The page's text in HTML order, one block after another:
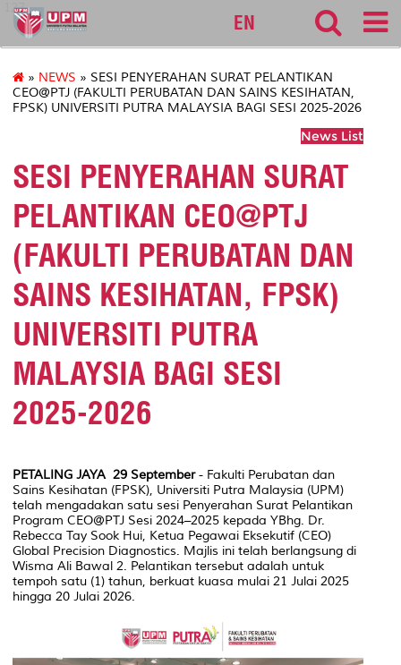
127
EN
» NEWS » SESI PENYERAHAN SURAT PELANTIKAN
CEO@PTJ (FAKULTI PERUBATAN DAN SAINS KESIHATAN,
FPSK) UNIVERSITI PUTRA MALAYSIA BAGI SESI 2025-2026
News List
SESI PENYERAHAN SURAT
PELANTIKAN CEO@PTJ
(FAKULTI PERUBATAN DAN
SAINS KESIHATAN, FPSK)
UNIVERSITI PUTRA
MALAYSIA BAGI SESI
2025-2026
PETALING JAYA 29 September- Fakulti Perubatan dan
Sains Kesihatan (FPSK), Universiti Putra Malaysia (UPM)
telah mengadakan satu sesi Penyerahan Surat Pelantikan
Program CEO@PTJ Sesi 2024–2025 kepada YBhg. Dr.
Rebecca Tay Sook Hui, Ketua Pegawai Eksekutif (CEO)
Global Precision Diagnostics. Majlis ini telah berlangsung di
Wisma Ali Bawal 2. Pelantikan tersebut adalah untuk
tempoh satu (1) tahun, berkuat kuasa mulai 21 Julai 2025
hingga 20 Julai 2026.